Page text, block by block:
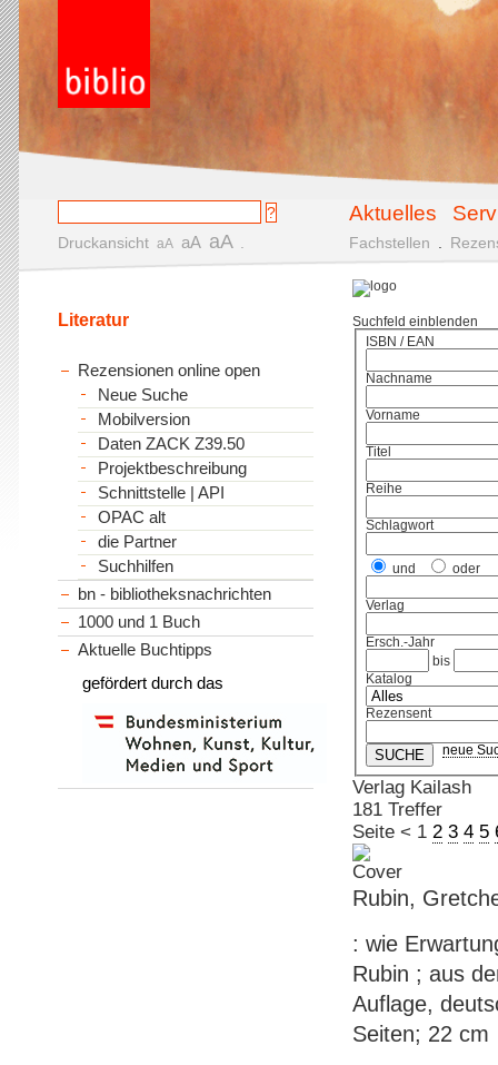
Aktuelles
Druckansicht aA aA aA Fachstellen
Suchfeld einblenden
ISBN / EAN
Nachname
Vorname
Titel
Reihe
Schlagwort
und oder
Verlag
Ersch.-Jahr
bis
Katalog
Rezensent
neue
Verlag Kailash
181 Treffer
Seite < 1 2 3 4 5
Rubin,
: wie
Rubin ; aus
Auflage,
Seiten; 22 cm
Literatur
Rezensionen online open
Neue Suche
Mobilversion
Daten ZACK Z39.50
Projektbeschreibung
Schnittstelle | API
OPAC alt
die Partner
Suchhilfen
bn - bibliotheksnachrichten
1000 und 1 Buch
Aktuelle Buchtipps
gefördert durch das